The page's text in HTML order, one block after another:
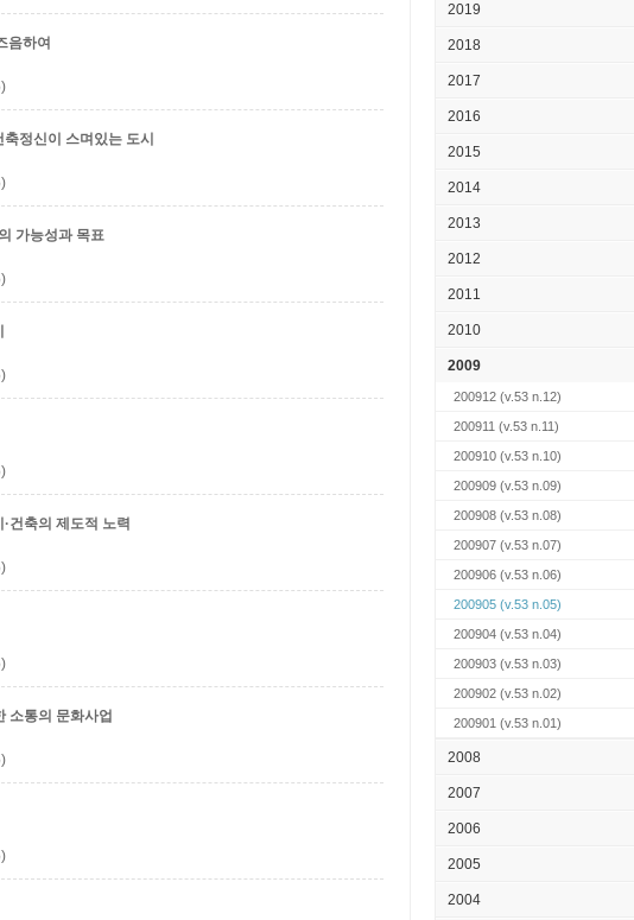
음하여
정신이 스며있는 도시
가능성과 목표
건축의 제도적 노력
소통의 문화사업
2019
2018
2017
2016
2015
2014
2013
2012
2011
2010
2009
200912 (v.53 n.12)
200911 (v.53 n.11)
200910 (v.53 n.10)
200909 (v.53 n.09)
200908 (v.53 n.08)
200907 (v.53 n.07)
200906 (v.53 n.06)
200905 (v.53 n.05)
200904 (v.53 n.04)
200903 (v.53 n.03)
200902 (v.53 n.02)
200901 (v.53 n.01)
2008
2007
2006
2005
2004